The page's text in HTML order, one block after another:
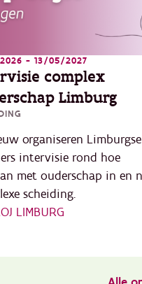
- 13/05/2027
complex
Limburg
organiseren Limburgse
intervisie rond hoe
met ouderschap in en
scheiding.
LIMBURG